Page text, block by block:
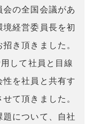
の全国会議があ
経営委員長を初
き頂きました。
して社員と目線
を社員と共有す
て頂きました。
について、自社